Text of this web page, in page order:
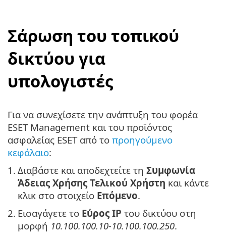
Σάρωση του τοπικού
δικτύου για
υπολογιστές
Για να συνεχίσετε την ανάπτυξη του φορέα
ESET Management και του προϊόντος
ασφαλείας ESET από το προηγούμενο
κεφάλαιο:
1. Διαβάστε και αποδεχτείτε τη Συμφωνία
Άδειας Χρήσης Τελικού Χρήστη και κάντε
κλικ στο στοιχείο Επόμενο.
2. Εισαγάγετε το Εύρος IP του δικτύου στη
μορφή 10.100.100.10-10.100.100.250.